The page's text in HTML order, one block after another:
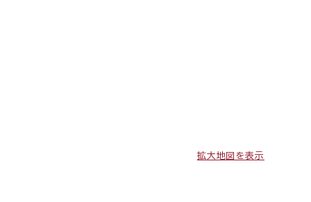
拡大地図を表示